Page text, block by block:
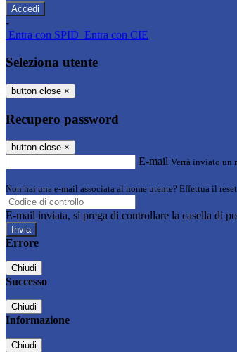
-
Entra con SPID Entra con CIE
Seleziona utente
button close ×
Recupero password
button close ×
E-mail Verrà inviato un
Non hai una e-mail associata al nome utente? Effettua il
E-mail inviata, si prega di controllare la casella di
Errore
Chiudi
Successo
Chiudi
Informazione
Chiudi